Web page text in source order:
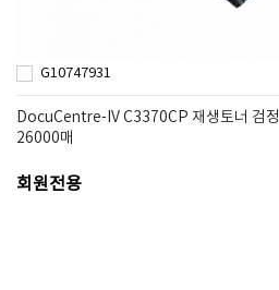
G10747931
DocuCentre-IV C3370CP 재생토너 검정
26000매
회원전용